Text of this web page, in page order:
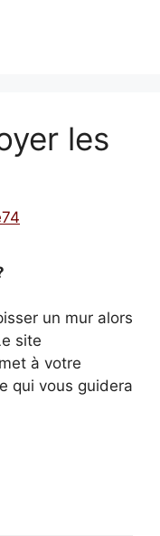
les
un mur alors
site
à votre
qui vous guidera